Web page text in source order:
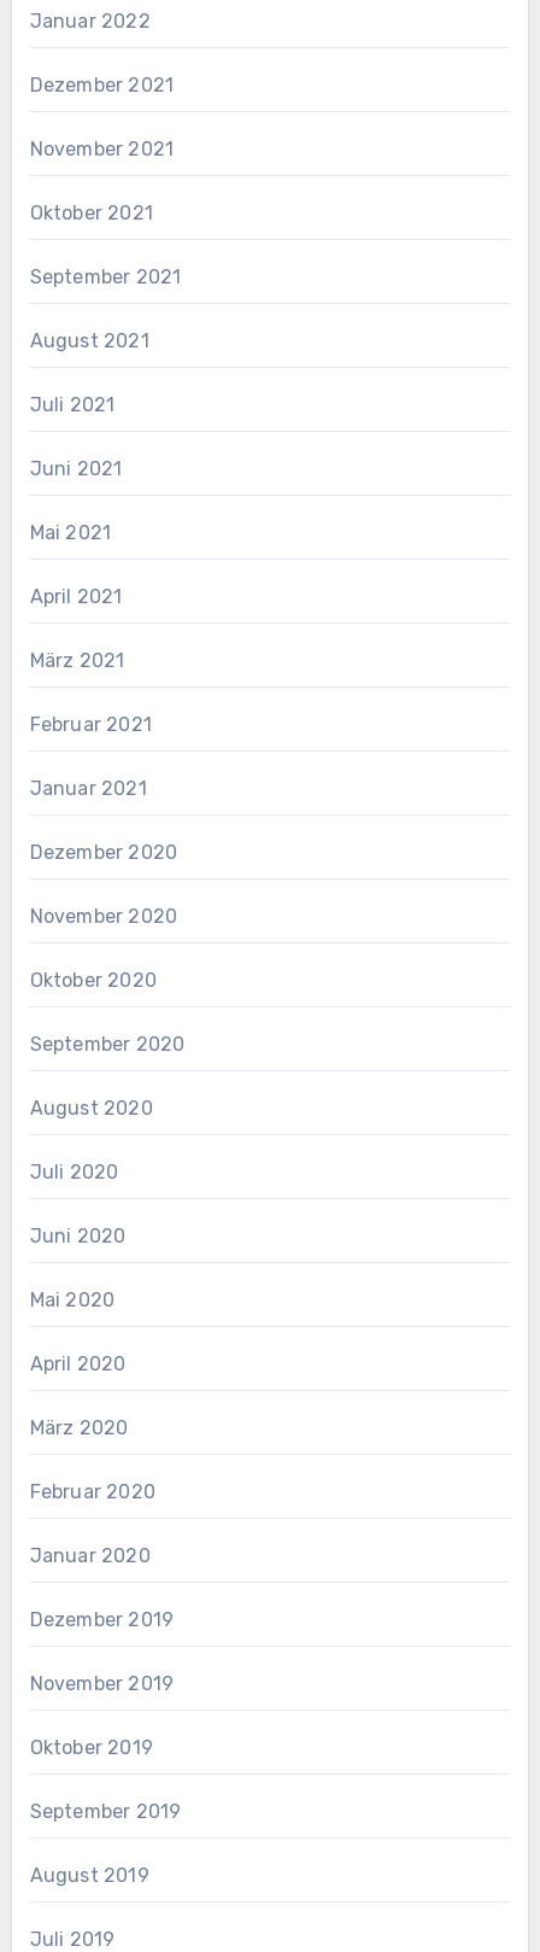
Januar 2022
Dezember 2021
November 2021
Oktober 2021
September 2021
August 2021
Juli 2021
Juni 2021
Mai 2021
April 2021
März 2021
Februar 2021
Januar 2021
Dezember 2020
November 2020
Oktober 2020
September 2020
August 2020
Juli 2020
Juni 2020
Mai 2020
April 2020
März 2020
Februar 2020
Januar 2020
Dezember 2019
November 2019
Oktober 2019
September 2019
August 2019
Juli 2019